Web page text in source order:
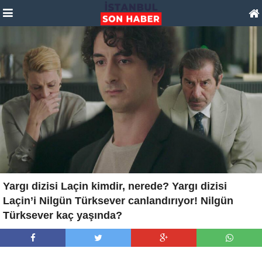
Yargı dizisi Laçin kimdir, nerede? Yargı dizisi
Laçin’i Nilgün Türksever canlandırıyor! Nilgün
Türksever kaç yaşında?